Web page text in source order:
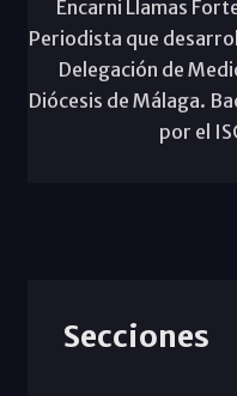
Encarni Llamas
Periodista que
Delegación de
Diócesis de Málaga.
por el
Secciones